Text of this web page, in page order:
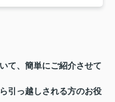
て、簡単にご紹介させて
引っ越しされる方のお役